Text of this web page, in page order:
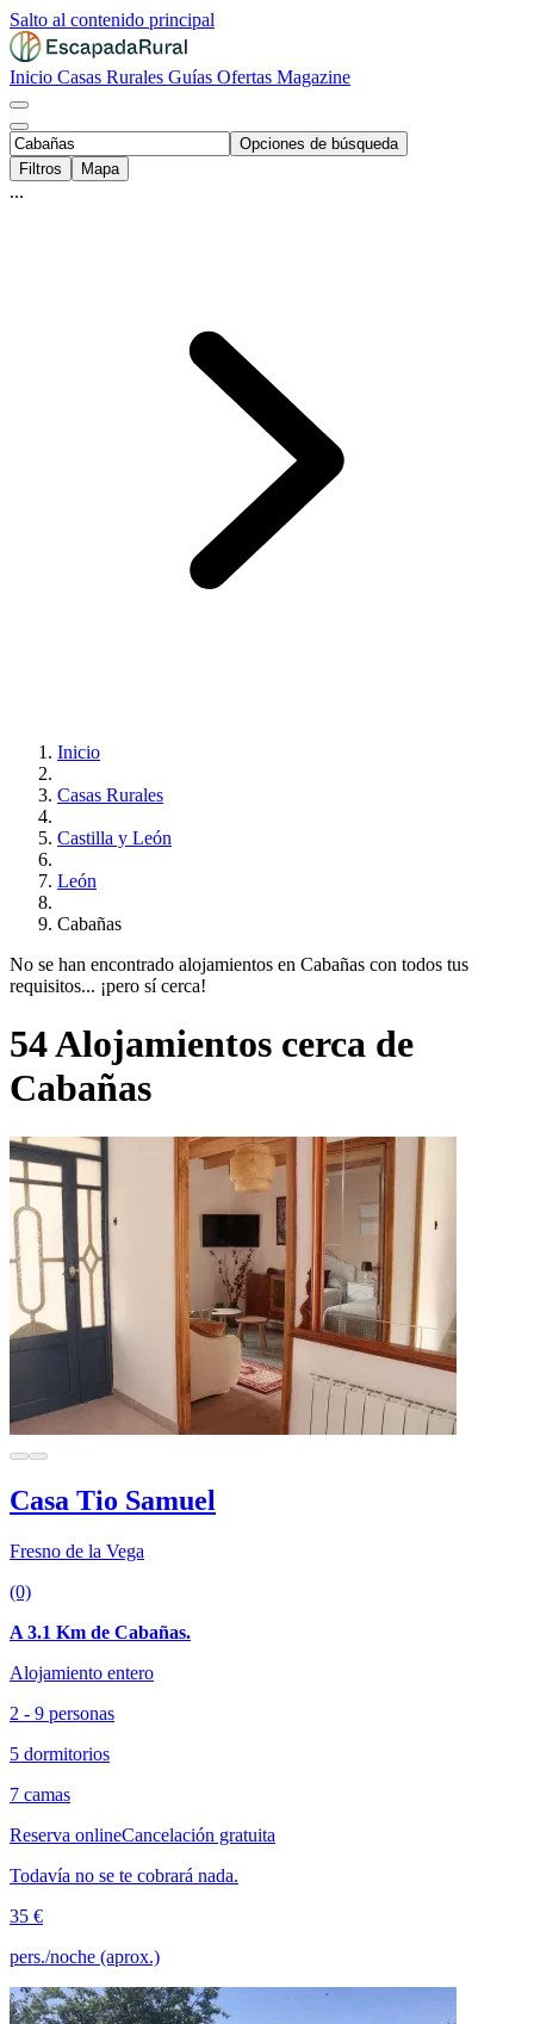
Salto al contenido principal
Inicio Casas Rurales Guías Ofertas Magazine
Opciones de búsqueda
Filtros
Mapa
...
Inicio
Casas Rurales
Castilla y León
León
Cabañas
No se han encontrado alojamientos en Cabañas con todos tus
requisitos... ¡pero sí cerca!
54 Alojamientos cerca de
Cabañas
Casa Tio Samuel
Fresno de la Vega
(0)
A 3.1 Km de Cabañas.
Alojamiento entero
2 - 9 personas
5 dormitorios
7 camas
Reserva onlineCancelación gratuita
Todavía no se te cobrará nada.
35 €
pers./noche (aprox.)